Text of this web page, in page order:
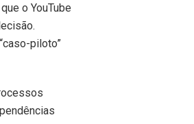
o YouTube
piloto”